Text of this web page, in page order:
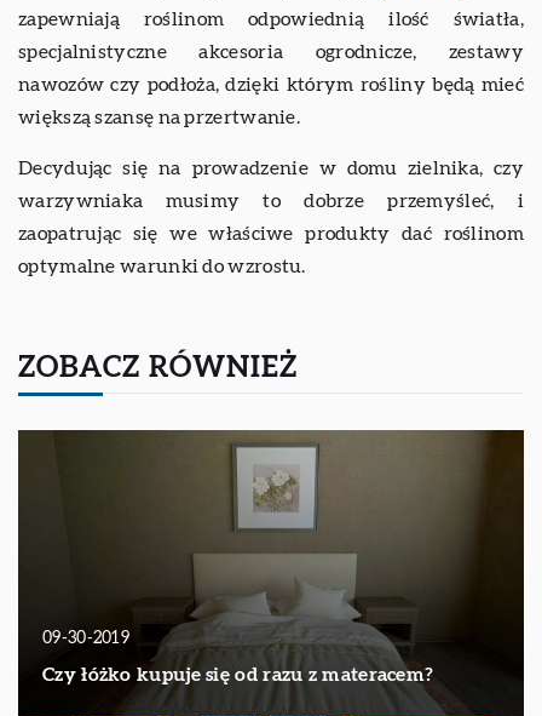
zapewniają roślinom odpowiednią ilość światła,
specjalnistyczne akcesoria ogrodnicze, zestawy
nawozów czy podłoża, dzięki którym rośliny będą mieć
większą szansę na przertwanie.
Decydując się na prowadzenie w domu zielnika, czy
warzywniaka musimy to dobrze przemyśleć, i
zaopatrując się we właściwe produkty dać roślinom
optymalne warunki do wzrostu.
ZOBACZ RÓWNIEŻ
09-30-2019
Czy łóżko kupuje się od razu z materacem?